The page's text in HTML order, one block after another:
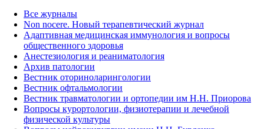
Все журналы
Non nocere. Новый терапевтический журнал
Адаптивная медицинская иммунология и вопросы
общественного здоровья
Анестезиология и реаниматология
Архив патологии
Вестник оториноларингологии
Вестник офтальмологии
Вестник травматологии и ортопедии им Н.Н. Приорова
Вопросы курортологии, физиотерапии и лечебной
физической культуры